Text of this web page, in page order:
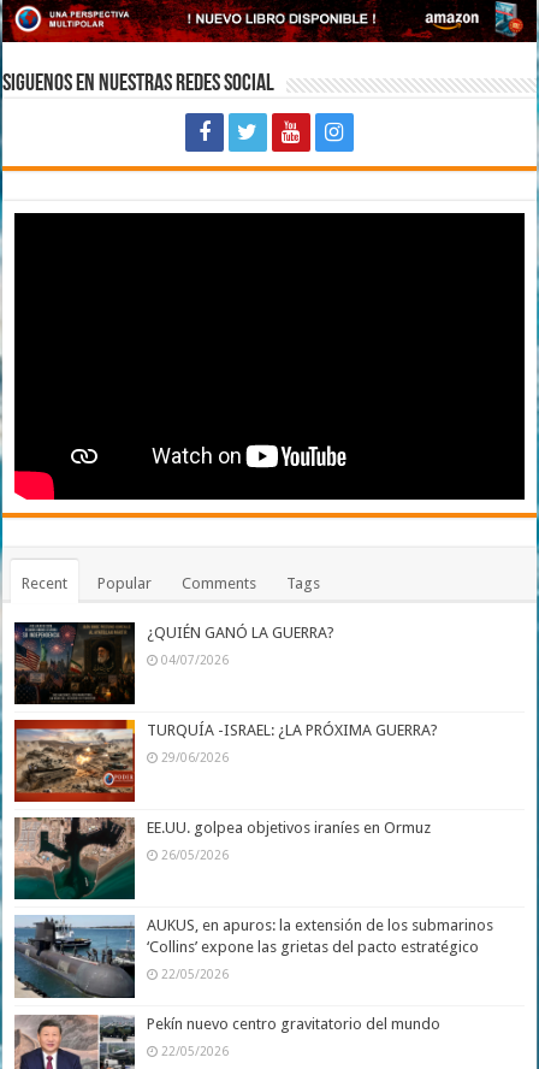
Siguenos en Nuestras Redes Social
Recent Popular Comments Tags
¿QUIÉN GANÓ LA GUERRA?
04/07/2026
TURQUÍA -ISRAEL: ¿LA PRÓXIMA GUERRA?
29/06/2026
EE.UU. golpea objetivos iraníes en Ormuz
26/05/2026
AUKUS, en apuros: la extensión de los submarinos
‘Collins’ expone las grietas del pacto estratégico
22/05/2026
Pekín nuevo centro gravitatorio del mundo
22/05/2026